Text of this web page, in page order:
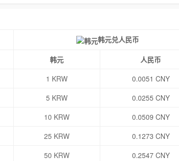
韩元兑人民币
韩元
人民币
1 KRW
0.0051 CNY
5 KRW
0.0255 CNY
10 KRW
0.0509 CNY
25 KRW
0.1273 CNY
50 KRW
0.2547 CNY